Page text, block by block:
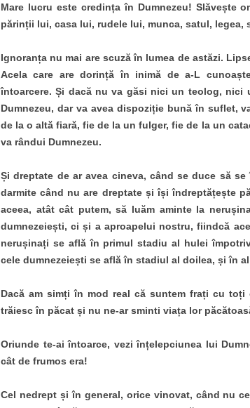
Mare lucru este credința în Dumnezeu! Slăvește
părinții lui, casa lui, rudele lui, munca, satul, legea,
Ignoranța nu mai are scuză în lumea de astăzi.
Acela care are dorință în inimă de a-L
întoarcere. Și dacă nu va găsi nici un teolog, nici
Dumnezeu, dar va avea dispoziție bună în suflet,
de la o altă fiară, fie de la un fulger, fie de la un
va rândui Dumnezeu.
Și dreptate de ar avea cineva, când se duce să
darmite când nu are dreptate și își îndreptățește
aceea, atât cât putem, să luăm aminte la
dumnezeiești, ci și a aproapelui nostru, fiindcă
nerușinați se află în primul stadiu al hulei
cele dumnezeiești se află în stadiul al doilea, și în
Dacă am simți în mod real că suntem frați cu
trăiesc în păcat și nu ne-ar sminti viața lor
Oriunde te-ai întoarce, vezi înțelepciunea lui
cât de frumos era!
Cel nedrept și în general, orice vinovat, când nu